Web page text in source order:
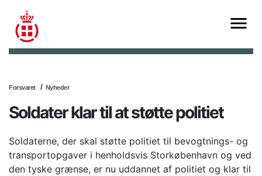
Forsvaret Nyheder
Soldater klar til at støtte politiet
Soldaterne, der skal støtte politiet til bevogtnings- og
transportopgaver i henholdsvis Storkøbenhavn og ved
den tyske grænse, er nu uddannet af politiet og klar til